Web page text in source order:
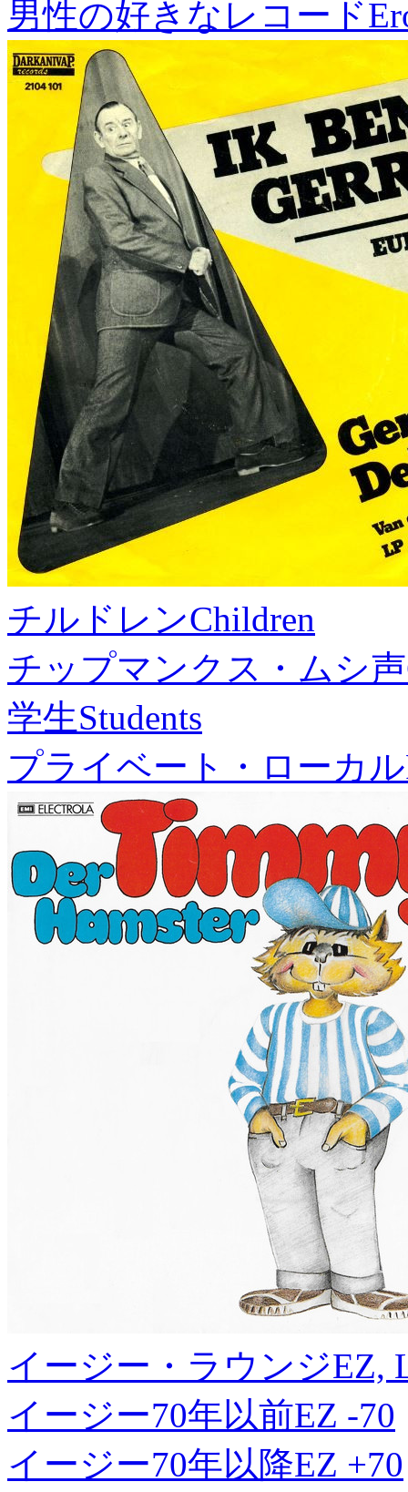
男性の好きなレコード
チルドレンChildren
チップマンクス・ムシ声
学生Students
プライベート・ローカル
イージー・ラウンジEZ,
イージー70年以前EZ -70
イージー70年以降EZ +70